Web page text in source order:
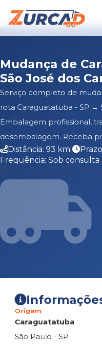
Mudança de
São José dos
Serviço completo de
rota Caraguatatuba - SP →
Embalagem profissional,
desembalagem. Receba
Distância: 93 km
Frequência: Sob consulta
Origem
Caraguatatuba
São Paulo - SP